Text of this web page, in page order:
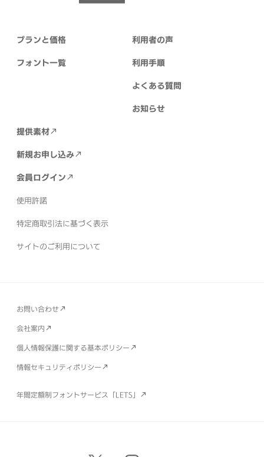
プランと価格
フォント一覧
利用者の声
利用手順
よくある質問
お知らせ
提供素材
新規お申し込み
会員ログイン
使用許諾
特定商取引法に基づく表示
サイトのご利用について
お問い合わせ
会社案内
個人情報保護に関する基本ポリシー
情報セキュリティポリシー
年間定額制フォントサービス「LETS」